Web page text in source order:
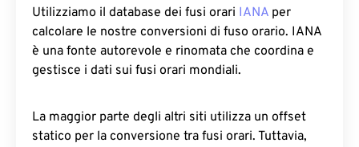
Utilizziamo il database dei fusi orari IANA per
calcolare le nostre conversioni di fuso orario. IANA
è una fonte autorevole e rinomata che coordina e
gestisce i dati sui fusi orari mondiali.
La maggior parte degli altri siti utilizza un offset
statico per la conversione tra fusi orari. Tuttavia,